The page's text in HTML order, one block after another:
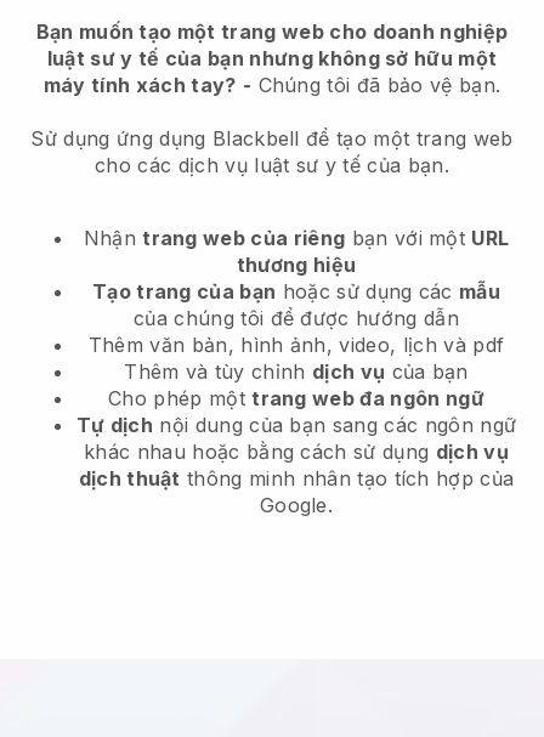
Bạn muốn tạo một trang web cho doanh nghiệp
luật sư y tế của bạn nhưng không sở hữu một
máy tính xách tay? - Chúng tôi đã bảo vệ bạn.
Sử dụng ứng dụng Blackbell để tạo một trang web
cho các dịch vụ luật sư y tế của bạn.
Nhậntrang web của riêng bạn với một URL
thương hiệu
Tạo trang của bạn hoặc sử dụng các mẫu
của chúng tôi để được hướng dẫn
Thêm văn bản, hình ảnh, video, lịch và pdf
Thêm và tùy chỉnh dịch vụ của bạn
Cho phép mộttrang web đa ngôn ngữ
Tự dịch nội dung của bạn sang các ngôn ngữ
khác nhau hoặc bằng cách sử dụng dịch vụ
dịch thuật thông minh nhân tạo tích hợp của
Google.